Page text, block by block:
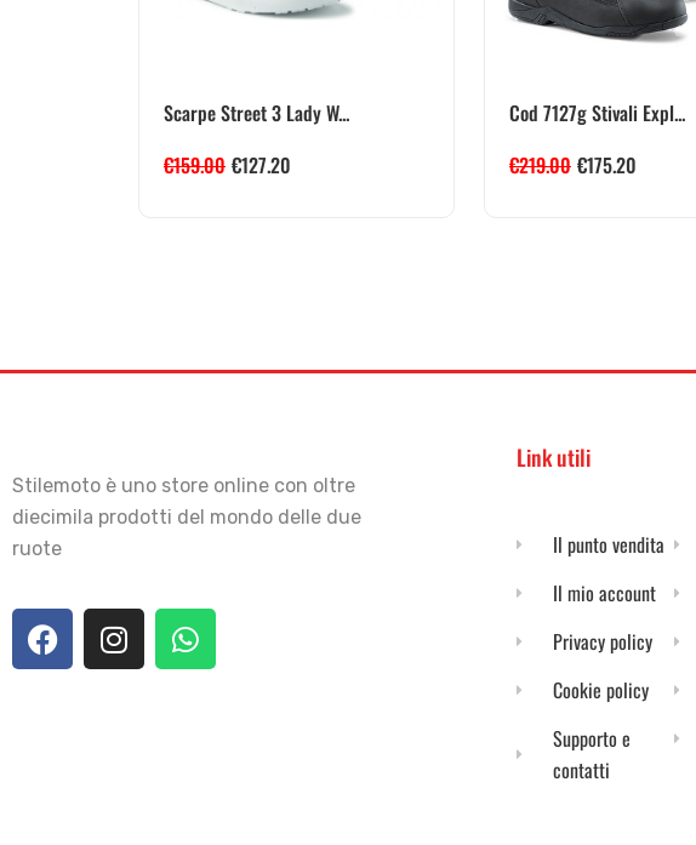
Scarpe Street 3 Lady W...
€159.00 €127.20
Cod 7127g Stivali Expl...
€219.00 €175.20
Stilemoto è uno store online con oltre
diecimila prodotti del mondo delle due
ruote
Link utili
Il punto vendita
Il mio account
Privacy policy
Cookie policy
Supporto e
contatti